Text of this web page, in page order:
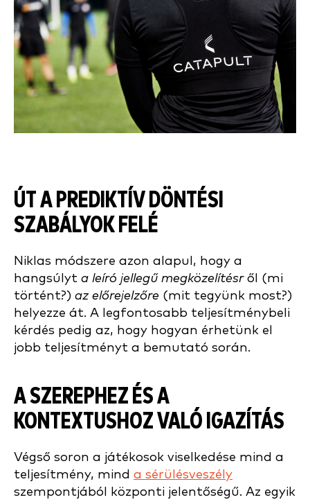
ÚT A PREDIKTÍV DÖNTÉSI
SZABÁLYOK FELÉ
Niklas módszere azon alapul, hogy a
hangsúlyt a leíró jellegű megközelítésről (mi
történt?) az előrejelzőre (mit tegyünk most?)
helyezze át. A legfontosabb teljesítménybeli
kérdés pedig az, hogy hogyan érhetünk el
jobb teljesítményt a bemutató során.
A SZEREPHEZ ÉS A
KONTEXTUSHOZ VALÓ IGAZÍTÁS
Végső soron a játékosok viselkedése mind a
teljesítmény, mind a sérülésveszély
szempontjából központi jelentőségű. Az egyik